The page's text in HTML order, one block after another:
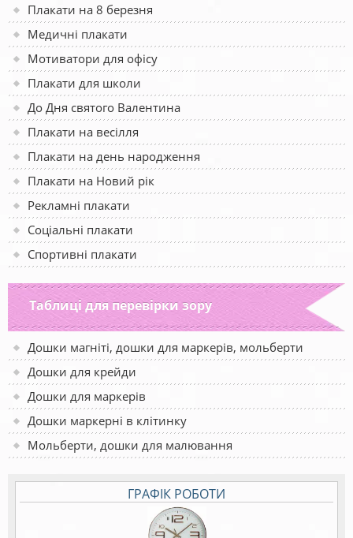
Плакати на 8 березня
Медичні плакати
Мотиватори для офісу
Плакати для школи
До Дня святого Валентина
Плакати на весілля
Плакати на день народження
Плакати на Новий рік
Рекламні плакати
Соціальні плакати
Спортивні плакати
Таблиці для перевірки зору
Дошки магніті, дошки для маркерів, мольберти
Дошки для крейди
Дошки для маркерів
Дошки маркерні в клітинку
Мольберти, дошки для малювання
ГРАФІК РОБОТИ